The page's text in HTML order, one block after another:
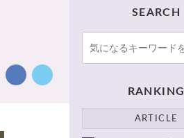
SEARCH
RANKING
ARTICLE